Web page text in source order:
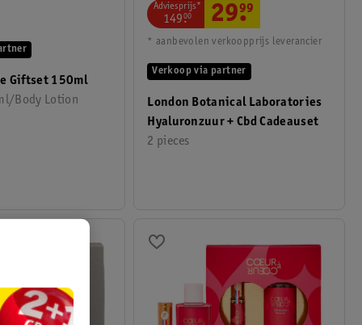
Giftset 150ml
Body Lotion
London Botanical Laboratories
Hyaluronzuur + Cbd Cadeauset
2 pieces
Verkoop via partner
Adviesprijs*
149.
00 29.
99
* aanbevolen verkoopprijs leverancier